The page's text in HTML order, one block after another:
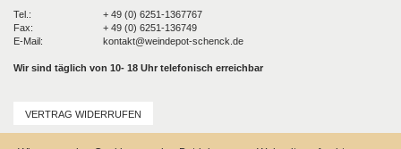
Tel.:
+ 49 (0) 6251-1367767
Fax:
+ 49 (0) 6251-136749
E-Mail:
kontakt@weindepot-schenck.de
Wir sind täglich von 10- 18 Uhr telefonisch erreichbar
VERTRAG WIDERRUFEN